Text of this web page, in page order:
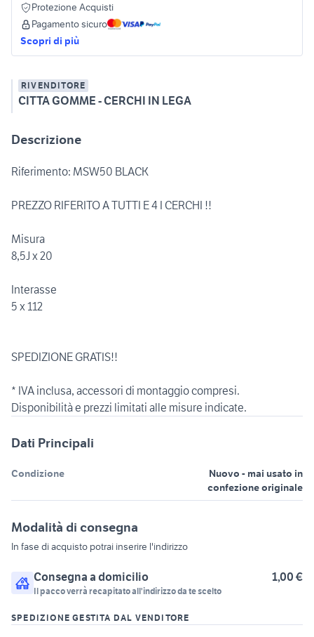
Protezione Acquisti
Pagamento sicuro
Scopri di più
RIVENDITORE
CITTA GOMME - CERCHI IN LEGA
Descrizione
Riferimento: MSW50 BLACK
PREZZO RIFERITO A TUTTI E 4 I CERCHI !!
Misura
8,5J x 20
Interasse
5 x 112
SPEDIZIONE GRATIS!!
* IVA inclusa, accessori di montaggio compresi.
Dati Principali
Condizione
Nuovo - mai usato in
confezione originale
Modalità di consegna
In fase di acquisto potrai inserire l'indirizzo
Consegna a domicilio 1,00 €
Il pacco verrà recapitato all'indirizzo da te scelto
SPEDIZIONE GESTITA DAL VENDITORE